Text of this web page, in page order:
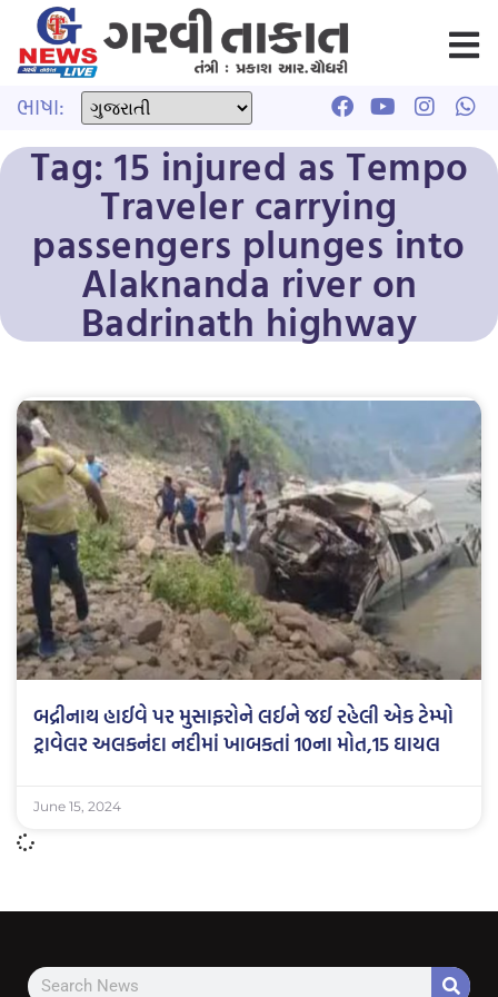
ભાષા:
Tag: 15 injured as Tempo
Traveler carrying
passengers plunges into
Alaknanda river on
Badrinath highway
બદ્રીનાથ હાઈવે પર મુસાફરોને લઈને જઈ રહેલી એક ટેમ્પો
ટ્રાવેલર અલકનંદા નદીમાં ખાબકતાં 10ના મોત,15 ઘાયલ
June 15, 2024